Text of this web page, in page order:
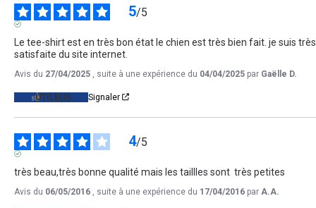
5/5
Le tee-shirt est en très bon état le chien est très bien fait. je suis très
satisfaite du site internet.
Avis du 27/04/2025 , suite à une expérience du 04/04/2025 par Gaëlle D.
UTILE(0) Signaler
4/5
très beau,très bonne qualité mais les taillles sont  très petites
Avis du 06/05/2016 , suite à une expérience du 17/04/2016 par A.A.